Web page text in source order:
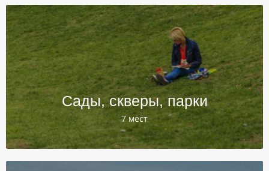
Сады, скверы, парки
7 мест